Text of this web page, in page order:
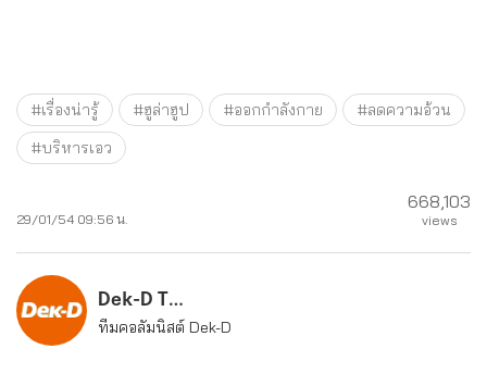
#เรื่องน่ารู้ #ฮูล่าฮูป #ออกกำลังกาย
#ลดความอ้วน
#บริหารเอว
29/01/54 09:56 น.
668,103
views
Dek-D Team
ทีมคอลัมนิสต์ Dek-D